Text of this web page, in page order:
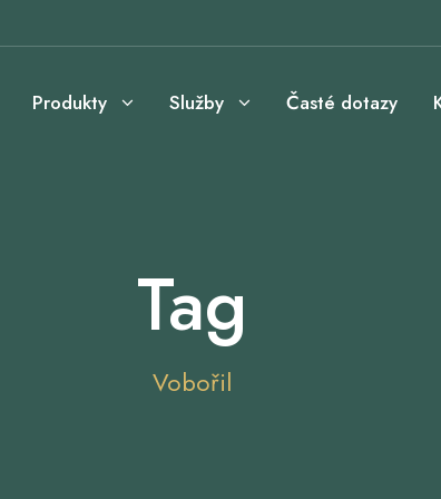
Produkty Služby Časté dotazy
Tag
Vobořil